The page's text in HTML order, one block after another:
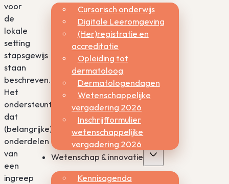
Cursorisch onderwijs
Digitale Leeromgeving
(Her)registratie en
accreditatie
Opleiding tot
dermatoloog
Dermatologendagen
Wetenschappelijke
vergadering 2026
Inschrijfformulier
wetenschappelijke
vergadering 2026
Wetenschap & innovatie
Kennisagenda
voor
de
lokale
setting
stapsgewijs
staan
beschreven.
Het
ondersteunt
dat
(belangrijke)
onderdelen
van
een
ingreep